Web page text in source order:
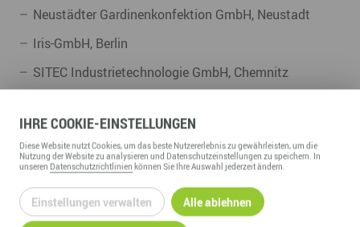
Neustädter Gardinenkonfektion GmbH, Neustadt
Iris-GmbH, Berlin
SITEC Industrietechnologie GmbH, Chemnitz
27.10.2016
IHRECOOKIE-EINSTELLUNGEN
DieseWebsitenutzt Cookies, um das beste Nutzererlebnis zu gewährleisten, um die
Nutzung derWebsitezu analysieren und Datenschutzeinstellungen zu speichern. In
unseren Datenschutzrichtlinien können Sie Ihre Auswahl jederzeit ändern.
Einstellungen verwalten Alle ablehnen